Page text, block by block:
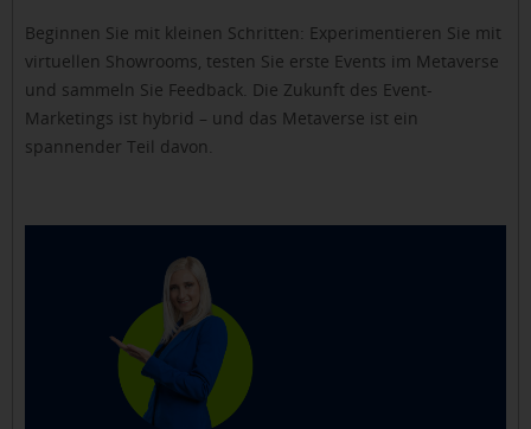
Beginnen Sie mit kleinen Schritten: Experimentieren Sie mit
virtuellen Showrooms, testen Sie erste Events im Metaverse
und sammeln Sie Feedback. Die Zukunft des Event-
Marketings ist hybrid – und das Metaverse ist ein
spannender Teil davon.